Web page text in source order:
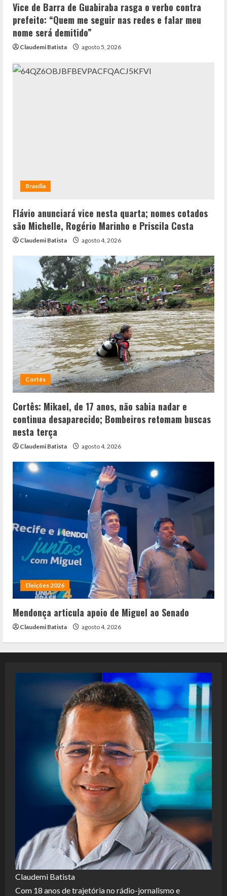
Vice de Barra de Guabiraba rasga o verbo contra
prefeito: “Quem me seguir nas redes e falar meu
nome será demitido”
Claudemi Batista agosto 5, 2026
Brasília
Flávio anunciará vice nesta quarta; nomes cotados
são Michelle, Rogério Marinho e Priscila Costa
Claudemi Batista agosto 4, 2026
Cortês
Cortês: Mikael, de 17 anos, não sabia nadar e
continua desaparecido; Bombeiros retomam buscas
nesta terça
Claudemi Batista agosto 4, 2026
Eleições 2026
Mendonça articula apoio de Miguel ao Senado
Claudemi Batista agosto 4, 2026
Claudemi Batista
Com 18 anos de trajetória no rádio-jornalismo e